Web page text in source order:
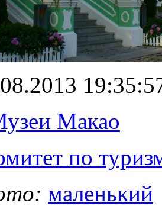
Макао
по
маленький